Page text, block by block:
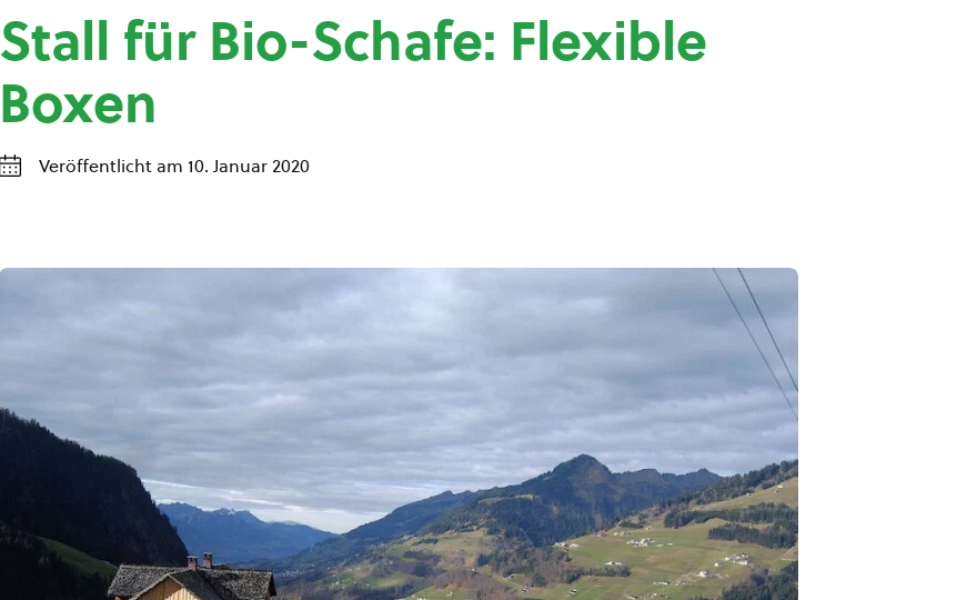
Stall für Bio-Schafe: Flexible
Boxen
Veröffentlicht am 10. Januar 2020